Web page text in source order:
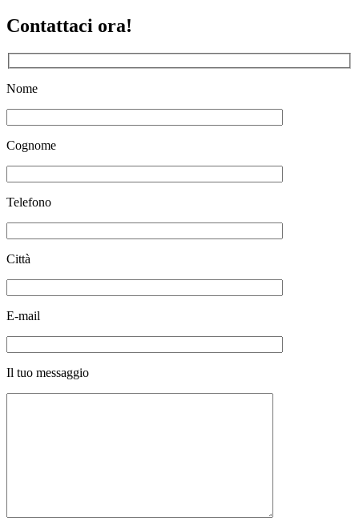
Contattaci ora!
Nome
Cognome
Telefono
Città
E-mail
Il tuo messaggio